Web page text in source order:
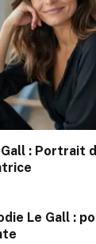
: Portrait
Le Gall :